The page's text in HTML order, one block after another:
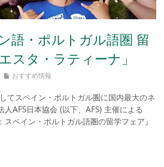
語・ポルトガル語圏 留
スタ・ラティーナ」
おすすめ情報
てスペイン・ポルトガル圏に国内最大のネ
人AFS日本協会 (以下、AFS) 主催による
スペイン・ポルトガル語圏の留学フェア』